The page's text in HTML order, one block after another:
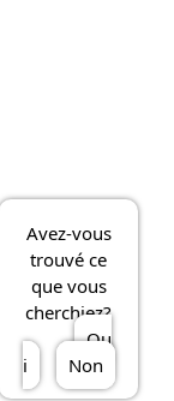
Avez-vous
trouvé ce
que vous
cherchiez?
Ou
i
Non